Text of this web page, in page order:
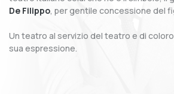
De Filippo, per gentile concessione del
Un teatro al servizio del teatro e di
sua espressione.